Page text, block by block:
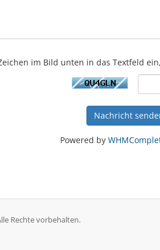
im Bild unten in das Textfeld
Nachricht
Powered by
Rechte vorbehalten.